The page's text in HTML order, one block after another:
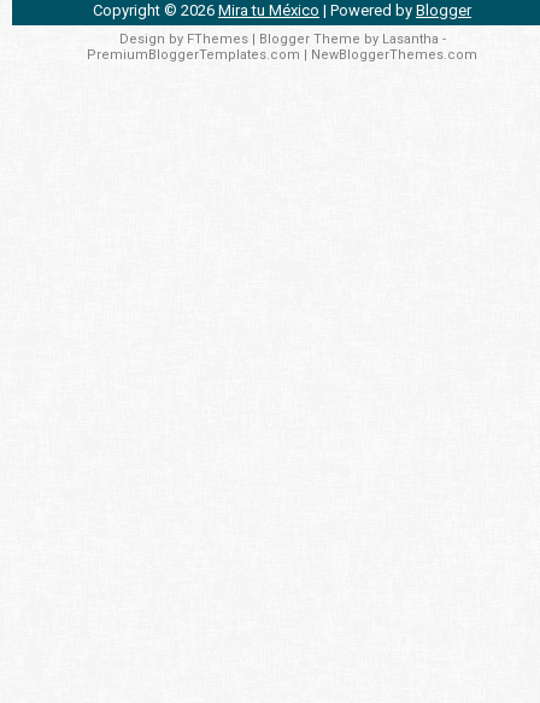
Copyright © 2026 Mira tu México | Powered by Blogger
Design by FThemes| Blogger Theme by Lasantha -
PremiumBloggerTemplates.com
NewBloggerThemes.com